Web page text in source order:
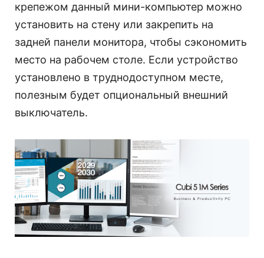
крепежом данный мини-компьютер можно
установить на стену или закрепить на
задней панели монитора, чтобы сэкономить
место на рабочем столе. Если устройство
установлено в труднодоступном месте,
полезным будет опциональный внешний
выключатель.